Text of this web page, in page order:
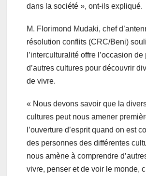
dans la société », ont-ils expliqué.
M. Florimond Mudaki, chef
résolution conflits (CRC/Beni)
l’interculturalité offre l’occasion
d’autres cultures pour découvrir
de vivre.
« Nous devons savoir que la
cultures peut nous amener
l’ouverture d’esprit quand on est
des personnes des différentes
nous amène à comprendre
vivre, penser et de voir le monde,